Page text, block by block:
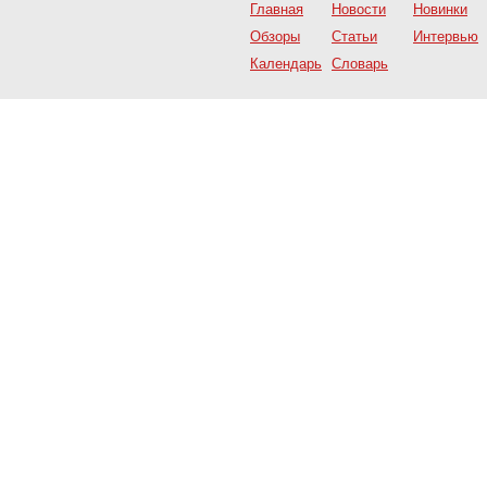
Главная Новости
Новинки
Обзоры
Статьи
Интервью
Календарь Словарь